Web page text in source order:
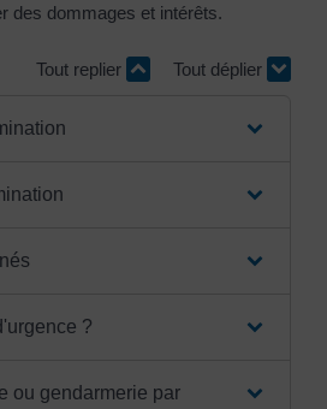
des dommages et intérêts.
Tout replier Tout déplier
?
ou gendarmerie par